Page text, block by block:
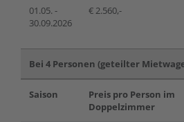
01.05. -
30.09.2026
€ 2.560,-
Bei 4 Personen (geteilter
Saison
Preis pro Person im
Doppelzimmer